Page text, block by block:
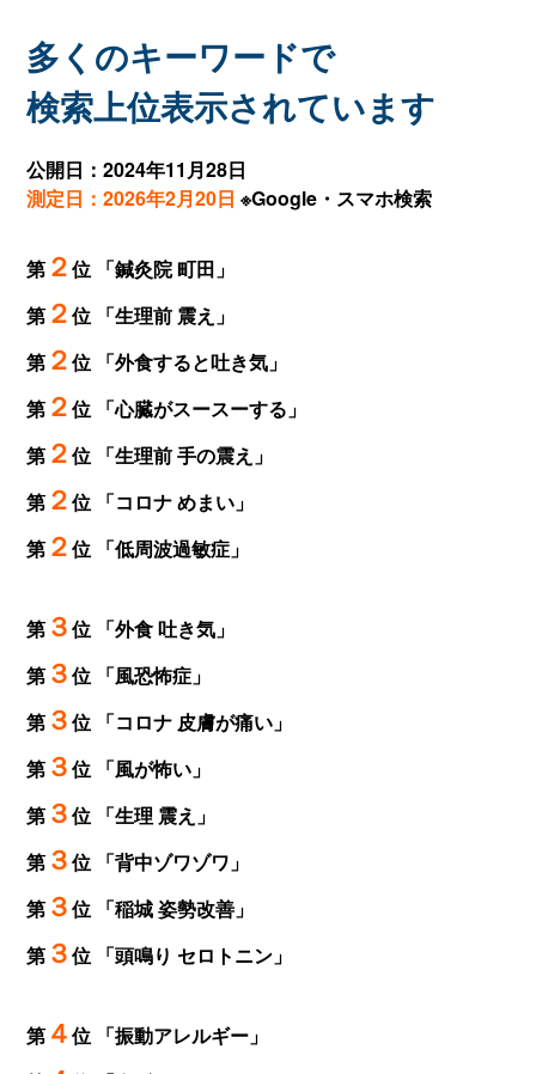
多くのキーワードで
検索上位表示されています
公開日：2024年11月28日
測定日：2026年2月20日 ※Google・スマホ検索
第 ２位 「鍼灸院 町田」
第 ２位 「生理前 震え」
第 ２位 「外食すると吐き気」
第 ２位 「心臓がスースーする」
第 ２位 「生理前 手の震え」
第 ２位 「コロナ めまい」
第 ２位 「低周波過敏症」
第 ３位 「外食 吐き気」
第 ３位 「風恐怖症」
第 ３位 「コロナ 皮膚が痛い」
第 ３位 「風が怖い」
第 ３位 「生理 震え」
第 ３位 「背中ゾワゾワ」
第 ３位 「稲城 姿勢改善」
第 ３位 「頭鳴り セロトニン」
第 ４位 「振動アレルギー」